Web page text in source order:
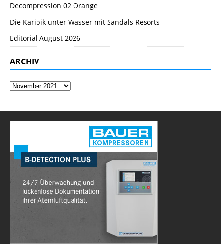
Decompression 02 Orange
Die Karibik unter Wasser mit Sandals Resorts
Editorial August 2026
ARCHIV